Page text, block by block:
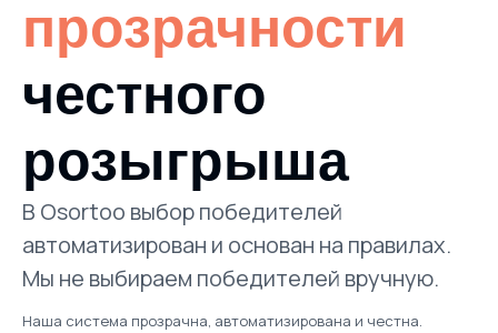
прозрачности
честного
розыгрыша
В Osortoo выбор победителей
автоматизирован и основан на правилах.
Мы не выбираем победителей вручную.
Наша система прозрачна, автоматизирована и честна.